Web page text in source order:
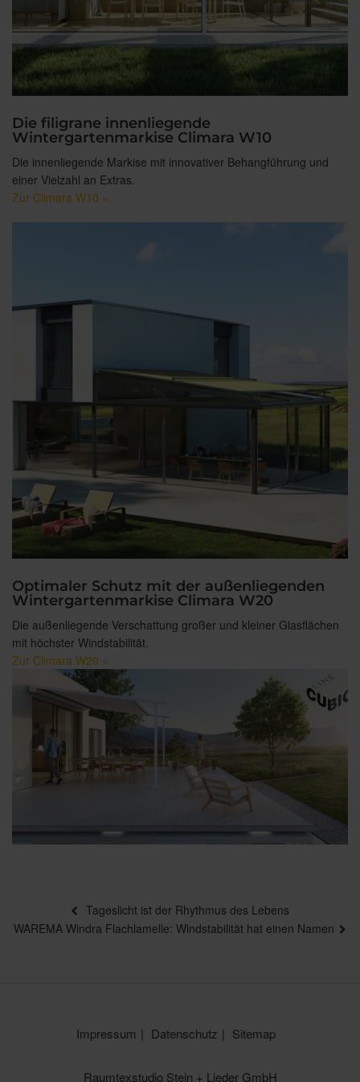
Die filigrane innenliegende
Wintergartenmarkise Climara W10
Die innenliegende Markise mit innovativer Behangführung und
einer Vielzahl an Extras.
Zur Climara W10 »
Optimaler Schutz mit der außenliegenden
Wintergartenmarkise Climara W20
Die außenliegende Verschattung großer und kleiner Glasflächen
mit höchster Windstabilität.
Zur Climara W20 »
Vorheriger
Beitrag
Tageslicht ist der Rhythmus des Lebens
Nächster
WAREMA Windra Flachlamelle: Windstabilität hat einen Namen
Impressum Datenschutz Sitemap
Raumtexstudio Stein + Lieder GmbH